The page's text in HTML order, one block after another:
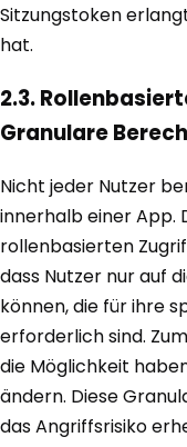
Sitzungstoken
hat.
2.3.
Granulare
Nicht jeder Nutzer
innerhalb einer App.
rollenbasierten
dass Nutzer nur auf
können, die für ihre
erforderlich sind.
die Möglichkeit
ändern. Diese
das Angriffsrisiko